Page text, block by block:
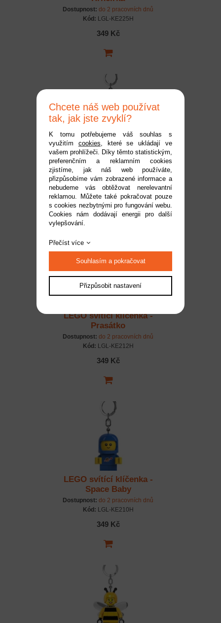
Dostupnost: do 2 pracovních dnů
Kód: LGL-KE225H
349 Kč
LEGO svítící klíčenka -
Šéfkuchařka
Dostupnost:
do 2 pracovních dnů
Kód:LGL-KE218H
349 Kč
LEGO svítící klíčenka -
Prasátko
Dostupnost: do 2 pracovních dnů
Kód: LGL-KE212H
349 Kč
LEGO svítící klíčenka -
Space Baby
Dostupnost: do 2 pracovních dnů
Kód: LGL-KE210H
349 Kč
Chcete náš web používat
tak, jak jste zvyklí?
K tomu potřebujeme váš souhlas s
využitím cookies, které se ukládají ve
vašem prohlížeči. Díky těmto statistickým,
preferenčním a reklamním cookies
zjistíme, jak náš web používáte,
přizpůsobíme vám zobrazené informace a
nebudeme vás obtěžovat nerelevantní
reklamou. Můžete také pokračovat pouze
s cookies nezbytnými pro fungování webu.
Cookies nám dodávají energii pro další
vylepšování.
Přečíst více
Souhlasím a pokračovat
Přizpůsobit nastavení